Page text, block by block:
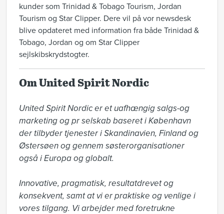
kunder som Trinidad & Tobago Tourism, Jordan
Tourism og Star Clipper. Dere vil på vor newsdesk
blive opdateret med information fra både Trinidad &
Tobago, Jordan og om Star Clipper
sejlskibskrydstogter.
Om United Spirit Nordic
United Spirit Nordic er et uafhængig salgs-og
marketing og pr selskab baseret i København
der tilbyder tjenester i Skandinavien, Finland og
Østersøen og gennem søsterorganisationer
også i Europa og globalt.
Innovative, pragmatisk, resultatdrevet og
konsekvent, samt at vi er praktiske og venlige i
vores tilgang. Vi arbejder med foretrukne